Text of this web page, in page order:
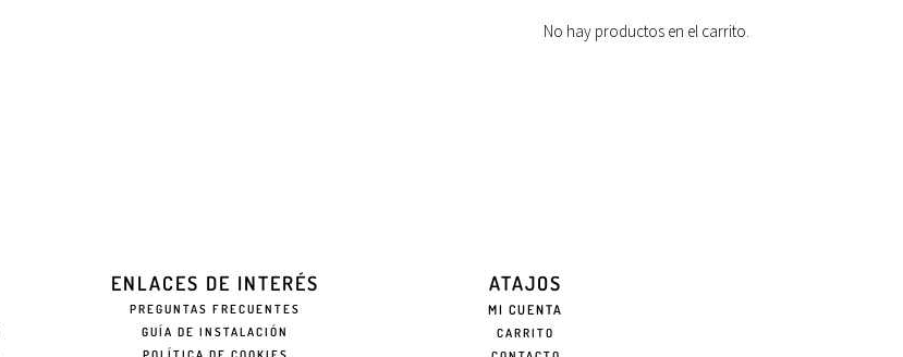
No hay productos en el carrito.
ENLACES DE INTERÉS
PREGUNTAS FRECUENTES
GUÍA DE INSTALACIÓN
ATAJOS
MI CUENTA
CARRITO